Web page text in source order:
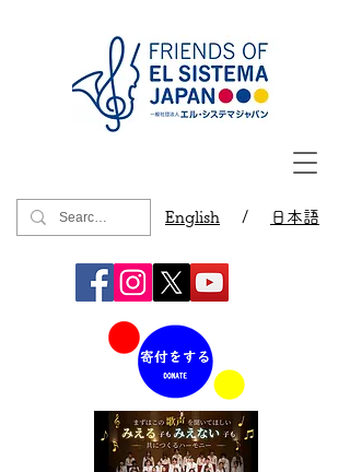
English / 日本語